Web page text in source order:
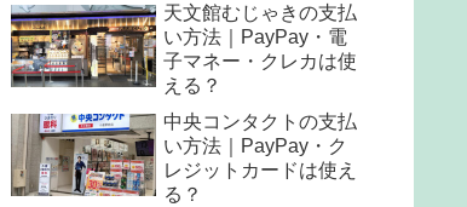
天文館むじゃきの支払
い方法｜PayPay・電
子マネー・クレカは使
える？
中央コンタクトの支払
い方法｜PayPay・ク
レジットカードは使え
る？